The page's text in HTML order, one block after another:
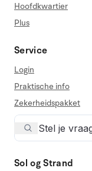
Hoofdkwartier
Plus
Service
Login
Praktische info
Zekerheidspakket
Sol og Strand